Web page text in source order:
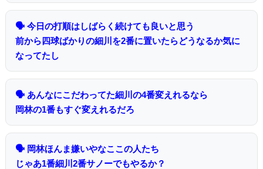
🗣 今日の打順はしばらく続けても良いと思う
前から四球ばかりの細川を2番に置いたらどうなるか気に
なってたし
🗣 あんなにこだわってた細川の4番変えれるなら
岡林の1番もすぐ変えれるだろ
🗣 岡林ほんま嫌いやなここの人たち
じゃあ1番細川2番サノーでもやるか？